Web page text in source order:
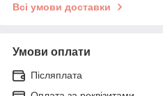
Всі умови доставки
Умови оплати
Післяплата